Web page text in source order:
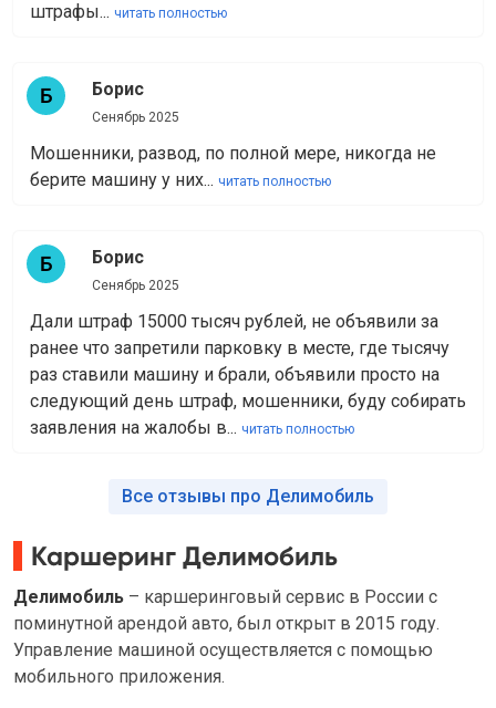
штрафы... читать полностью
Борис
Сенябрь 2025
Мошенники, развод, по полной мере, никогда не
берите машину у них... читать полностью
Борис
Сенябрь 2025
Дали штраф 15000 тысяч рублей, не объявили за
ранее что запретили парковку в месте, где тысячу
раз ставили машину и брали, объявили просто на
следующий день штраф, мошенники, буду собирать
заявления на жалобы в... читать полностью
Все отзывы про Делимобиль
Каршеринг Делимобиль
Делимобиль – каршеринговый сервис в России с
поминутной арендой авто, был открыт в 2015 году.
Управление машиной осуществляется с помощью
мобильного приложения.